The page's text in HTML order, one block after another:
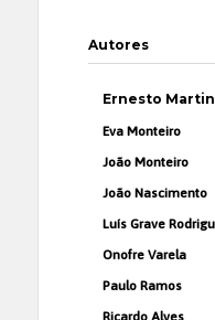
Autores
Ernesto
Eva Monteiro
João Monteiro
João Nascimento
Luís Grave
Onofre Varela
Paulo Ramos
Ricardo Alves